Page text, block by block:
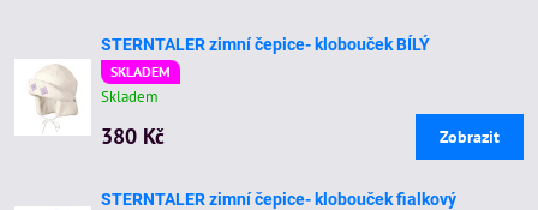
STERNTALER zimní čepice- klobouček BÍLÝ
SKLADEM
Skladem
380 Kč Zobrazit
STERNTALER zimní čepice- klobouček fialkový